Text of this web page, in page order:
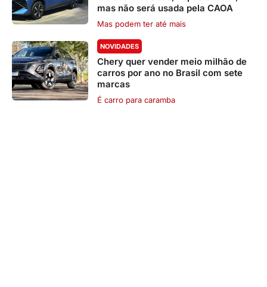
mas não será usada pela CAOA
Mas podem ter até mais
NOVIDADES
Chery quer vender meio milhão de
carros por ano no Brasil com sete
marcas
É carro para caramba